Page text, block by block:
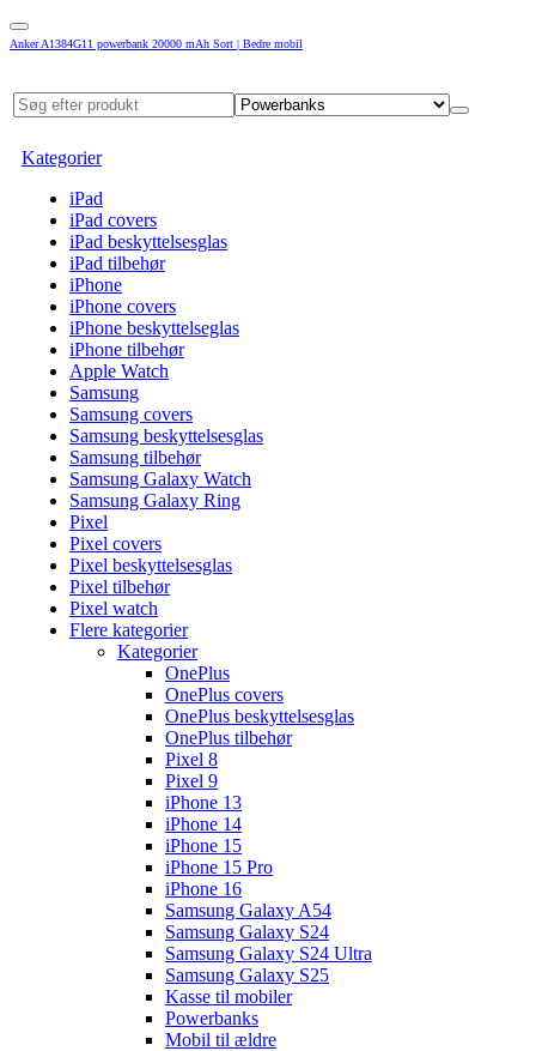
Anker A1384G11 powerbank 20000 mAh Sort | Bedre mobil
Kategorier
iPad
iPad covers
iPad beskyttelsesglas
iPad tilbehør
iPhone
iPhone covers
iPhone beskyttelseglas
iPhone tilbehør
Apple Watch
Samsung
Samsung covers
Samsung beskyttelsesglas
Samsung tilbehør
Samsung Galaxy Watch
Samsung Galaxy Ring
Pixel
Pixel covers
Pixel beskyttelsesglas
Pixel tilbehør
Pixel watch
Flere kategorier
Kategorier
OnePlus
OnePlus covers
OnePlus beskyttelsesglas
OnePlus tilbehør
Pixel 8
Pixel 9
iPhone 13
iPhone 14
iPhone 15
iPhone 15 Pro
iPhone 16
Samsung Galaxy A54
Samsung Galaxy S24
Samsung Galaxy S24 Ultra
Samsung Galaxy S25
Kasse til mobiler
Powerbanks
Mobil til ældre